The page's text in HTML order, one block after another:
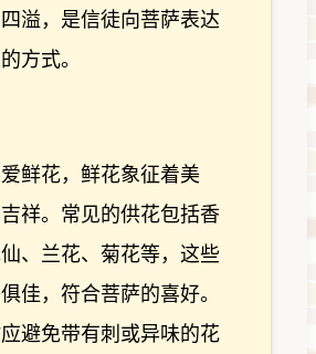
溢，是信徒向菩萨表达
方式。
鲜花，鲜花象征着美
祥。常见的供花包括香
、兰花、菊花等，这些
佳，符合菩萨的喜好。
避免带有刺或异味的花